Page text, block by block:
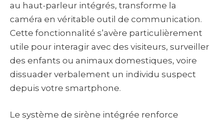
au haut-parleur intégrés, transforme la
caméra en véritable outil de communication.
Cette fonctionnalité s’avère particulièrement
utile pour interagir avec des visiteurs, surveiller
des enfants ou animaux domestiques, voire
dissuader verbalement un individu suspect
depuis votre smartphone.
Le système de sirène intégrée renforce